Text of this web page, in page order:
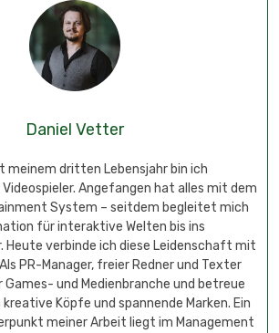
Daniel Vetter
meinem dritten Lebensjahr bin ich
Angefangen hat alles mit dem
System – seitdem begleitet mich
für interaktive Welten bis ins
Heute verbinde ich diese Leidenschaft mit
PR-Manager, freier Redner und Texter
Games- und Medienbranche und betreue
Köpfe und spannende Marken. Ein
meiner Arbeit liegt im Management